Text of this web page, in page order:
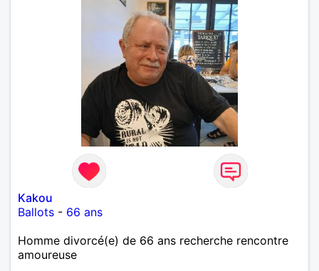
Kakou
Ballots - 66 ans
Homme divorcé(e) de 66 ans recherche rencontre
amoureuse